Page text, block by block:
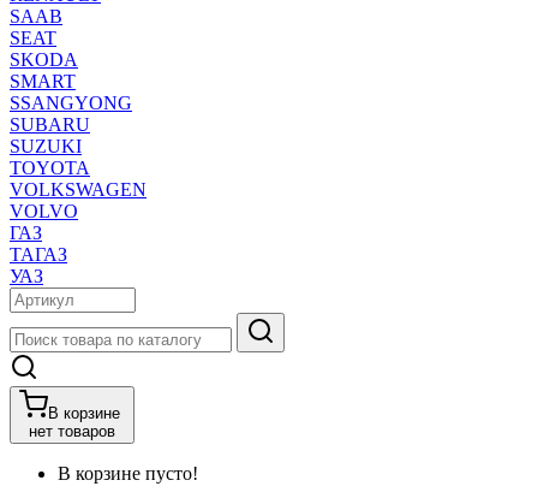
SAAB
SEAT
SKODA
SMART
SSANGYONG
SUBARU
SUZUKI
TOYOTA
VOLKSWAGEN
VOLVO
ГАЗ
ТАГАЗ
УАЗ
В корзине
нет товаров
В корзине пусто!